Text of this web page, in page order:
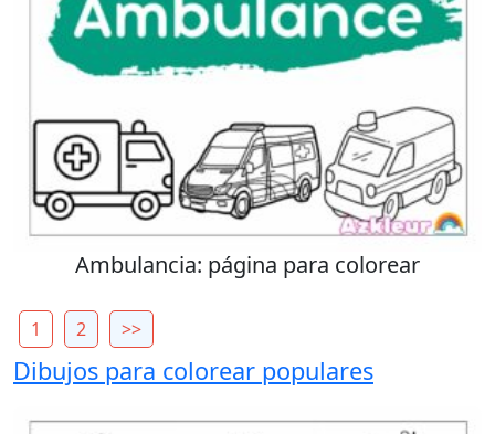
Ambulancia: página para colorear
1 2 >>
Dibujos para colorear populares